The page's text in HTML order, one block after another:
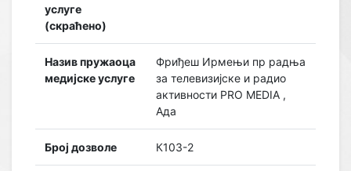
услуге
(скраћено)
Назив пружаоца
медијске услуге
Фриђеш Ирмењи пр радња
за телевизијске и радио
активности PRO MEDIA ,
Ада
Број дозволе К103-2